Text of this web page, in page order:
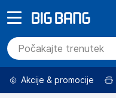
Akcije & promocije